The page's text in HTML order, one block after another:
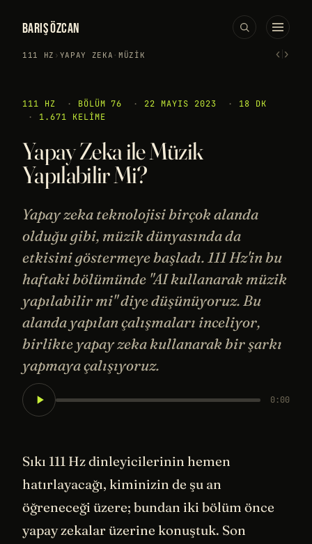
BARIŞ ÖZCAN
111 HZ › YAPAY ZEKA · MÜZIK ‹›
111 HZ · BÖLÜM 76 · 22 MAYIS 2023 ·
18 DK
·
1.671 KELIME
Yapay Zeka ile Müzik
Yapılabilir Mi?
Yapay zeka teknolojisi birçok alanda
olduğu gibi, müzik dünyasında da
etkisini göstermeye başladı. 111 Hz'in bu
haftaki bölümünde "AI kullanarak müzik
yapılabilir mi" diye düşünüyoruz. Bu
alanda yapılan çalışmaları inceliyor,
birlikte yapay zeka kullanarak bir şarkı
yapmaya çalışıyoruz.
0:00
Sıkı 111 Hz dinleyicilerinin hemen
hatırlayacağı, kiminizin de şu an
öğreneceği üzere; bundan iki bölüm önce
yapay zekalar üzerine konuştuk. Son